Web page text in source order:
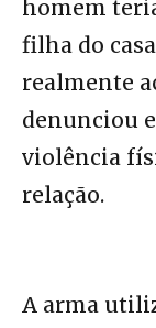
homem
filha do
realmente
denunciou
violência
relação.
A arma